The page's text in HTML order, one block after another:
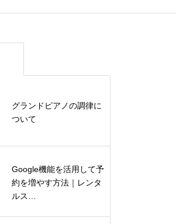
グランドピアノの調律に
ついて
Google機能を活用して予
約を増やす方法｜レンタ
ルス…